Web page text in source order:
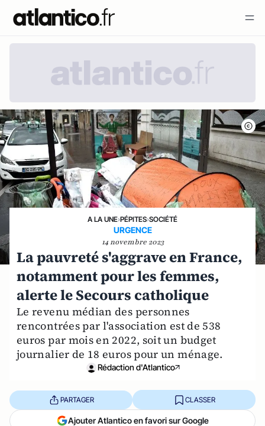
A LA UNE›PÉPITES›SOCIÉTÉ
URGENCE
14 novembre 2023
La pauvreté s'aggrave en France,
notamment pour les femmes,
alerte le Secours catholique
Le revenu médian des personnes
rencontrées par l'association est de 538
euros par mois en 2022, soit un budget
journalier de 18 euros pour un ménage.
Rédaction d'Atlantico
PARTAGER CLASSER
Ajouter Atlantico en favori sur Google